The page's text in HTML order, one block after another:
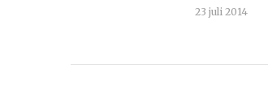
23 juli 2014